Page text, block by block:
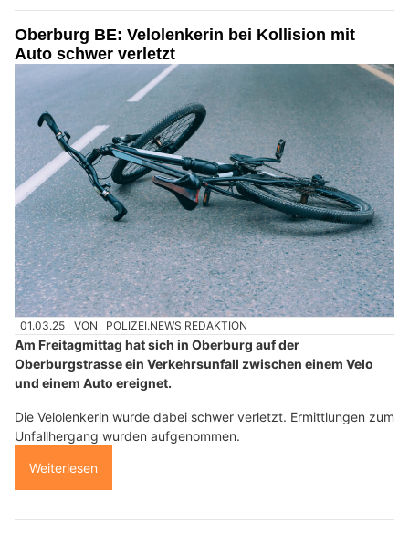
Oberburg BE: Velolenkerin bei Kollision mit
Auto schwer verletzt
01.03.25 VON POLIZEI.NEWS REDAKTION
Am Freitagmittag hat sich in Oberburg auf der
Oberburgstrasse ein Verkehrsunfall zwischen einem Velo
und einem Auto ereignet.
Die Velolenkerin wurde dabei schwer verletzt. Ermittlungen zum
Unfallhergang wurden aufgenommen.
Weiterlesen